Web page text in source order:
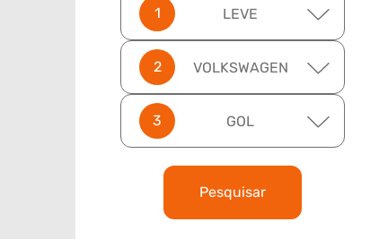
LEVE
VOLKSWAGEN
GOL
Pesquisar